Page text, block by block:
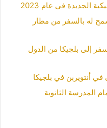
الجديدة في عام 2023
له بالسفر من مطار
إلى بلجيكا من الدول
أنتويربن في بلجيكا
المدرسة الثانوية